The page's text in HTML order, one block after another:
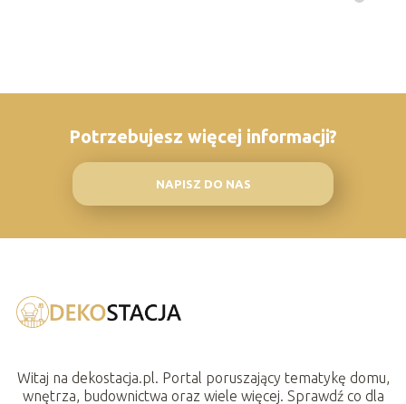
Potrzebujesz więcej informacji?
NAPISZ DO NAS
Witaj na dekostacja.pl. Portal poruszający tematykę domu,
wnętrza, budownictwa oraz wiele więcej. Sprawdź co dla